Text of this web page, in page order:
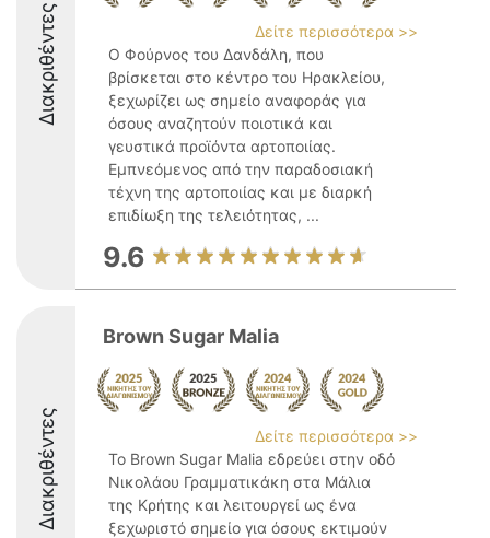
Διακριθέντες
Δείτε περισσότερα >>
Ο Φούρνος του Δανδάλη, που
βρίσκεται στο κέντρο του Ηρακλείου,
ξεχωρίζει ως σημείο αναφοράς για
όσους αναζητούν ποιοτικά και
γευστικά προϊόντα αρτοποιίας.
Εμπνεόμενος από την παραδοσιακή
τέχνη της αρτοποιίας και με διαρκή
επιδίωξη της τελειότητας, ...
9.6
Διακριθέντες
Brown Sugar Malia
Δείτε περισσότερα >>
Το Brown Sugar Malia εδρεύει στην οδό
Νικολάου Γραμματικάκη στα Μάλια
της Κρήτης και λειτουργεί ως ένα
ξεχωριστό σημείο για όσους εκτιμούν